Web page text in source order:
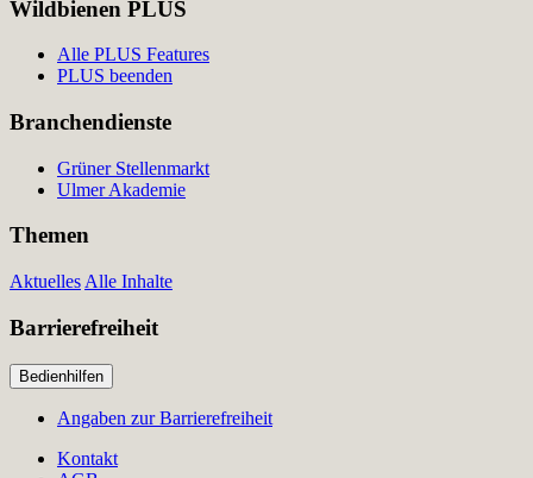
Wildbienen PLUS
Alle PLUS Features
PLUS beenden
Branchendienste
Grüner Stellenmarkt
Ulmer Akademie
Themen
Aktuelles Alle Inhalte
Barrierefreiheit
Bedienhilfen
Angaben zur Barrierefreiheit
Kontakt